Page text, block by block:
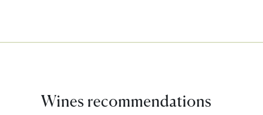
Wines recommendations